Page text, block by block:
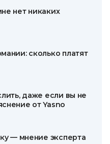
нет никаких
сколько платят
даже если вы не
от Yasno
— мнение эксперта